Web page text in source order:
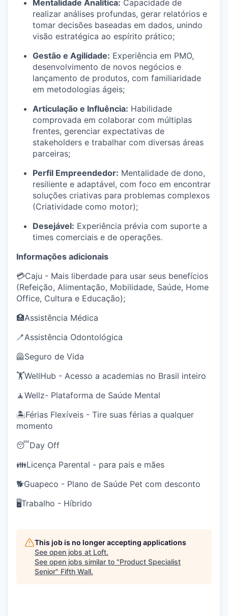
Mentalidade Analítica: Capacidade de
realizar análises profundas, gerar relatórios e
tomar decisões baseadas em dados, unindo
visão estratégica ao espírito prático;
Gestão e Agilidade: Experiência em PMO,
desenvolvimento de novos negócios e
lançamento de produtos, com familiaridade
em metodologias ágeis;
Articulação e Influência: Habilidade
comprovada em colaborar com múltiplas
frentes, gerenciar expectativas de
stakeholders e trabalhar com diversas áreas
parceiras;
Perfil Empreendedor: Mentalidade de dono,
resiliente e adaptável, com foco em encontrar
soluções criativas para problemas complexos
(Criatividade como motor);
Desejável: Experiência prévia com suporte a
times comerciais e de operações.
Informações adicionais
💳Caju - Mais liberdade para usar seus benefícios
(Refeição, Alimentação, Mobilidade, Saúde, Home
Office, Cultura e Educação);
🏥Assistência Médica
🪥Assistência Odontológica
🦺Seguro de Vida
🏋️WellHub - Acesso a academias no Brasil inteiro
🧘Wellz- Plataforma de Saúde Mental
🏝️Férias Flexíveis - Tire suas férias a qualquer
momento
😴Day Off
👪Licença Parental - para pais e mães
🐕Guapeco - Plano de Saúde Pet com desconto
🖥️Trabalho - Híbrido
This job is no longer accepting applications
See open jobs at Loft.
See open jobs similar to "Product Specialist
Senior" Fifth Wall.